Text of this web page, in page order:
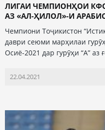
ЛИГАИ ЧЕМПИОНҲОИ
АЗ «АЛ-ҲИЛОЛ»-И
Чемпиони Тоҷикистон
даври сеюми марҳилаи
Осиё-2021 дар гурӯҳи “А” аз
22.04.2021